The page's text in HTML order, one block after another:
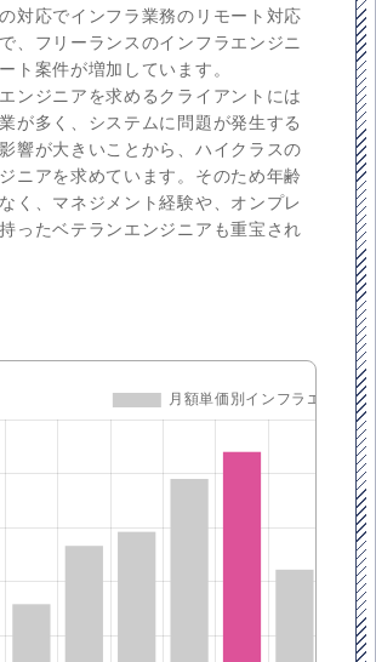
対応でインフラ業務のリモート対応
、フリーランスのインフラエンジニ
ト案件が増加しています。
ンジニアを求めるクライアントには
が多く、システムに問題が発生する
響が大きいことから、ハイクラスの
ニアを求めています。そのため年齢
く、マネジメント経験や、オンプレ
ったベテランエンジニアも重宝され